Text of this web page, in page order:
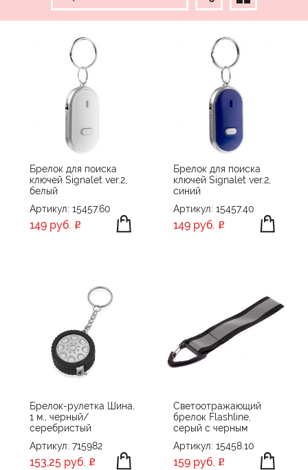
ПРОИЗВОДИТЕЛЬ
XD Collection
ПРИМЕНИТЬ СБРОСИТЬ
Брелок для поиска
ключей Signalet ver.2,
белый
Артикул: 15457.60
149 руб.
Брелок для поиска
ключей Signalet ver.2,
синий
Артикул: 15457.40
149 руб.
Брелок-рулетка Шина,
1 м., черный/
серебристый
Артикул: 715982
153,25 руб.
Светоотражающий
брелок Flashline,
серый с черным
Артикул: 15458.10
159 руб.